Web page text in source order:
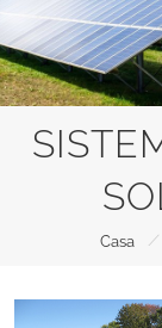
Casa /